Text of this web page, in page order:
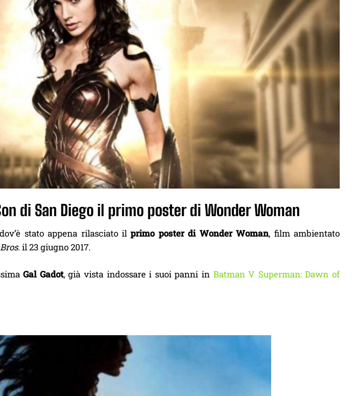
di San Diego il primo poster di Wonder Woman
stato appena rilasciato ilprimo poster di Wonder Woman, film ambientato
il 23 giugno 2017.
Gal Gadot, già vista indossare i suoi panni in Batman V Superman: Dawn of